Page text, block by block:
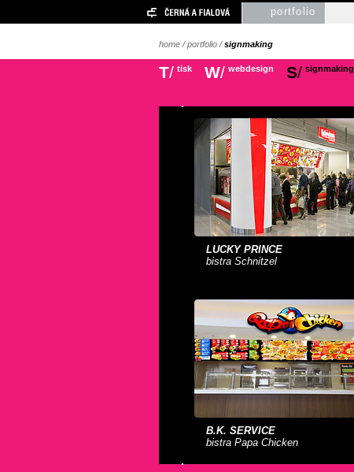
portfolio
home /portfolio /signmaking
T/ tisk W/ webdesign S/ signmaking
LUCKY PRINCE
bistra Schnitzel
B.K. SERVICE
bistra Papa Chicken